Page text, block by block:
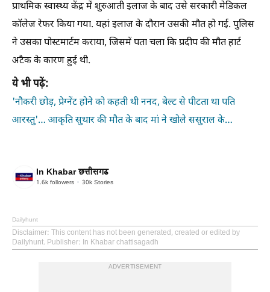
प्राथमिक स्वास्थ्य केंद्र में शुरुआती इलाज के बाद उसे सरकारी मेडिकल
कॉलेज रेफर किया गया. यहां इलाज के दौरान उसकी मौत हो गई. पुलिस
ने उसका पोस्टमार्टम कराया, जिसमें पता चला कि प्रदीप की मौत हार्ट
अटैक के कारण हुई थी.
ये भी पढ़ें:
'नौकरी छोड़, प्रेग्नेंट होने को कहती थी ननद, बेल्ट से पीटता था पति
आरस्तु'… आकृति सुथार की मौत के बाद मां ने खोले ससुराल के…
In Khabar छत्तीसगढ
1.6k followers 30k Stories
Dailyhunt
Disclaimer: This content has not been generated, created or edited by
Dailyhunt. Publisher: In Khabar chattisagadh
ADVERTISEMENT